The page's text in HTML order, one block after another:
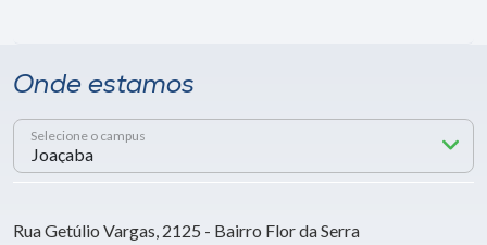
Onde estamos
Selecione o campus
Rua Getúlio Vargas, 2125 - Bairro Flor da Serra